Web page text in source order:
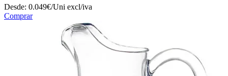
Desde: 0.049€/Uni excl/iva
Comprar